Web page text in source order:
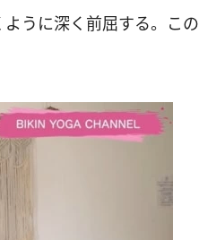
うに深く前屈する。この